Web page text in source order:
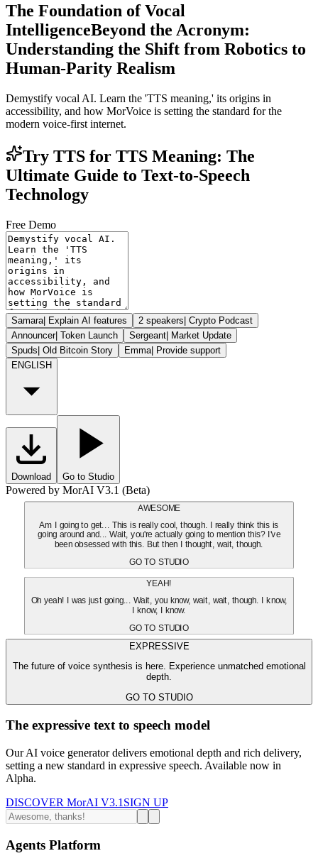
The Foundation of Vocal
IntelligenceBeyond the Acronym:
Understanding the Shift from Robotics to
Human-Parity Realism
Demystify vocal AI. Learn the 'TTS meaning,' its origins in
accessibility, and how MorVoice is setting the standard for the
modern voice-first internet.
Try TTS for TTS Meaning: The
Ultimate Guide to Text-to-Speech
Technology
Free Demo
Samara| Explain AI features 2 speakers| Crypto Podcast
Announcer| Token Launch Sergeant| Market Update
Spuds| Old Bitcoin Story Emma| Provide support
ENGLISH
Download Go to Studio
Powered by MorAI V3.1 (Beta)
AWESOME
Am I going to get... This is really cool, though. I really think this is
going around and... Wait, you're actually going to mention this? I've
been obsessed with this. But then I thought, wait, though.
GO TO STUDIO
YEAH!
Oh yeah! I was just going... Wait, you know, wait, wait, though. I know,
I know, I know.
GO TO STUDIO
EXPRESSIVE
The future of voice synthesis is here. Experience unmatched emotional
depth.
GO TO STUDIO
The expressive text to speech model
Our AI voice generator delivers emotional depth and rich delivery,
setting a new standard in expressive speech. Available now in
Alpha.
DISCOVER MorAI V3.1 SIGN UP
Agents Platform